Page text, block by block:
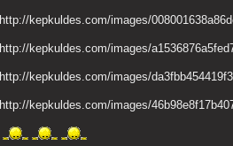
http://kepkuldes.com/images/
http://kepkuldes.com/images/
http://kepkuldes.com/images/
http://kepkuldes.com/images/